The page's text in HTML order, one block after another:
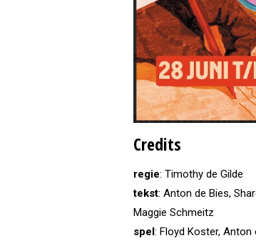
Credits
regie: Timothy de Gilde
tekst: Anton de Bies,
Maggie Schmeitz
spel: Floyd Koster, Anton